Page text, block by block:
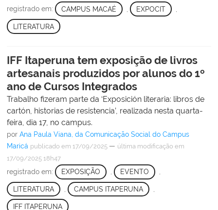
registrado em: CAMPUS MACAÉ EXPOCIT
LITERATURA
IFF Itaperuna tem exposição de livros
artesanais produzidos por alunos do 1º
ano de Cursos Integrados
Trabalho fizeram parte da ‘Exposición literaria: libros de
cartón, historias de resistencia’, realizada nesta quarta-
feira, dia 17, no campus.
por Ana Paula Viana, da Comunicação Social do Campus
Maricá publicado em 17/09/2025 — última modificação em
17/09/2025 18h47
registrado em: EXPOSIÇÃO , EVENTO ,
LITERATURA CAMPUS ITAPERUNA
IFF ITAPERUNA